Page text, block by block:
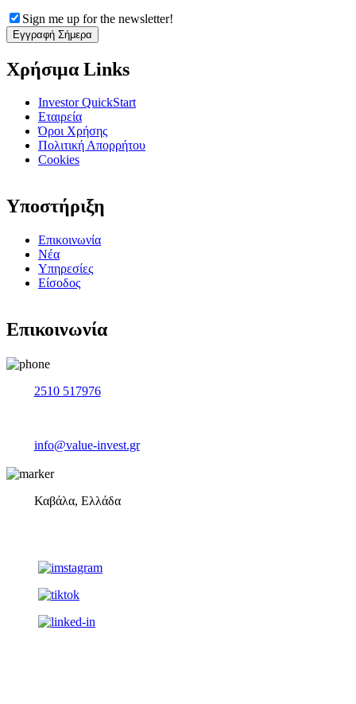
Sign me up for the newsletter!
Χρήσιμα Links
Investor QuickStart
Εταιρεία
Όροι Χρήσης
Πολιτική Απορρήτου
Cookies
Υποστήριξη
Επικοινωνία
Νέα
Υπηρεσίες
Είσοδος
Επικοινωνία
2510 517976
info@value-invest.gr
Καβάλα, Ελλάδα